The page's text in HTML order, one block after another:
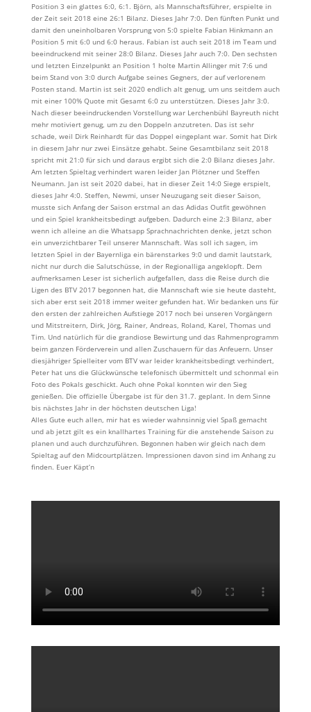
Position 3 ein glattes 6:0, 6:1. Björn, als Mannschaftsführer, erspielte in
der Zeit seit 2018 eine 26:1 Bilanz. Dieses Jahr 7:0. Den fünften Punkt und
damit den uneinholbaren Vorsprung von 5:0 spielte Fabian Hinkmann an
Position 5 mit 6:0 und 6:0 heraus. Fabian ist auch seit 2018 im Team und
beeindruckend mit seiner 28:0 Bilanz. Dieses Jahr auch 7:0. Den sechsten
und letzten Einzelpunkt an Position 1 holte Martin Allinger mit 7:6 und
beim Stand von 3:0 durch Aufgabe seines Gegners, der auf verlorenem
Posten stand. Martin ist seit 2020 endlich alt genug, um uns seitdem auch
mit einer 100% Quote mit Gesamt 6:0 zu unterstützen. Dieses Jahr 3:0.
Nach dieser beeindruckenden Vorstellung war Lerchenbühl Bayreuth nicht
mehr motiviert genug, um zu den Doppeln anzutreten. Das ist sehr
schade, weil Dirk Reinhardt für das Doppel eingeplant war. Somit hat Dirk
in diesem Jahr nur zwei Einsätze gehabt. Seine Gesamtbilanz seit 2018
spricht mit 21:0 für sich und daraus ergibt sich die 2:0 Bilanz dieses Jahr.
Am letzten Spieltag verhindert waren leider Jan Plötzner und Steffen
Neumann. Jan ist seit 2020 dabei, hat in dieser Zeit 14:0 Siege erspielt,
dieses Jahr 4:0. Steffen, Newmi, unser Neuzugang seit dieser Saison,
musste sich Anfang der Saison erstmal an das Adidas Outfit gewöhnen
und ein Spiel krankheitsbedingt aufgeben. Dadurch eine 2:3 Bilanz, aber
wenn ich alleine an die Whatsapp Sprachnachrichten denke, jetzt schon
ein unverzichtbarer Teil unserer Mannschaft. Was soll ich sagen, im
letzten Spiel in der Bayernliga ein bärenstarkes 9:0 und damit lautstark,
nicht nur durch die Salutschüsse, in der Regionalliga angeklopft. Dem
aufmerksamen Leser ist sicherlich aufgefallen, dass die Reise durch die
Ligen des BTV 2017 begonnen hat, die Mannschaft wie sie heute dasteht,
sich aber erst seit 2018 immer weiter gefunden hat. Wir bedanken uns für
den ersten der zahlreichen Aufstiege 2017 noch bei unseren Vorgängern
und Mitstreitern, Dirk, Jörg, Rainer, Andreas, Roland, Karel, Thomas und
Tim. Und natürlich für die grandiose Bewirtung und das Rahmenprogramm
beim ganzen Förderverein und allen Zuschauern für das Anfeuern. Unser
diesjähriger Spielleiter vom BTV war leider krankheitsbedingt verhindert,
Peter hat uns die Glückwünsche telefonisch übermittelt und schonmal ein
Foto des Pokals geschickt. Auch ohne Pokal konnten wir den Sieg
genießen. Die offizielle Übergabe ist für den 31.7. geplant. In dem Sinne
bis nächstes Jahr in der höchsten deutschen Liga!
Alles Gute euch allen, mir hat es wieder wahnsinnig viel Spaß gemacht
und ab jetzt gilt es ein knallhartes Training für die anstehende Saison zu
planen und auch durchzuführen. Begonnen haben wir gleich nach dem
Spieltag auf den Midcourtplätzen. Impressionen davon sind im Anhang zu
finden. Euer Käpt’n